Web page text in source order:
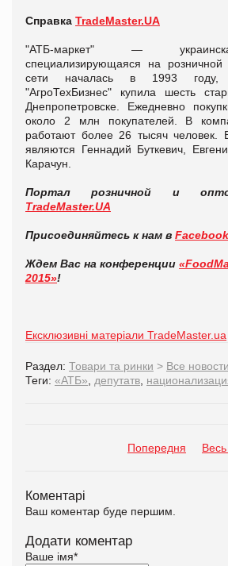
Справка TradeMaster.UA
"АТБ-маркет" —
специализирующаяся на розничной
сети началась в 1993 году,
"АгроТехБизнес" купила шесть
Днепропетровске. Ежедневно
около 2 млн покупателей. В
работают более 26 тысяч человек.
являются Геннадий Буткевич,
Карачун.
Портал розничной и
TradeMaster.UA
Присоединяйтесь к нам в Facebook
Ждем Вас на конференции
2015»!
Ексклюзивні матеріали TradeMaster.ua
Раздел: Товари та ринки > Все новости
Теги: «АТБ» депутатв
Попередня
Коментарі
Ваш коментар буде першим.
Додати коментар
Ваше імя*